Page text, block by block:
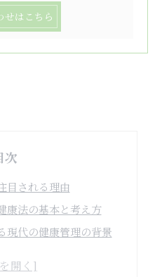
せはこちら
次
目される理由
康法の基本と考え方
現代の健康管理の背景